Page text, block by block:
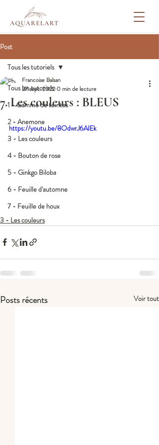
Post
Tous les tutoriels
1 - Gamme de teintes
2 - Anemone
3 - Les couleurs
4 - Bouton de rose
5 - Ginkgo Biloba
6 - Feuille d'automne
7 - Feuille de houx
Tous les tutoriels
7. Les couleurs : BLEUS
Francoise Balsan
27 sept. 2022 0 min de lecture
https://youtu.be/8OdwrJ6AlEk
3 - Les couleurs
Posts récents Voir tout